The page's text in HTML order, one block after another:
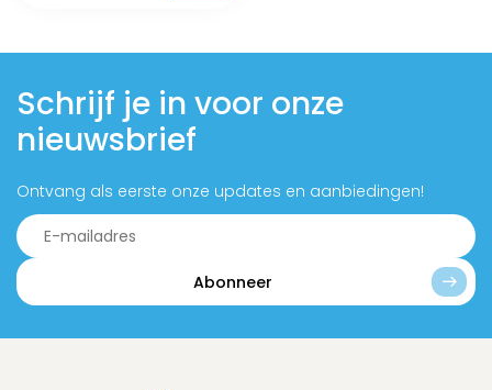
Schrijf je in voor onze
nieuwsbrief
Ontvang als eerste onze updates en aanbiedingen!
Abonneer